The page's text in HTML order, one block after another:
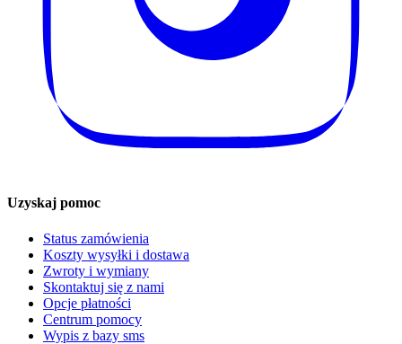
Uzyskaj pomoc
Status zamówienia
Koszty wysyłki i dostawa
Zwroty i wymiany
Skontaktuj się z nami
Opcje płatności
Centrum pomocy
Wypis z bazy sms